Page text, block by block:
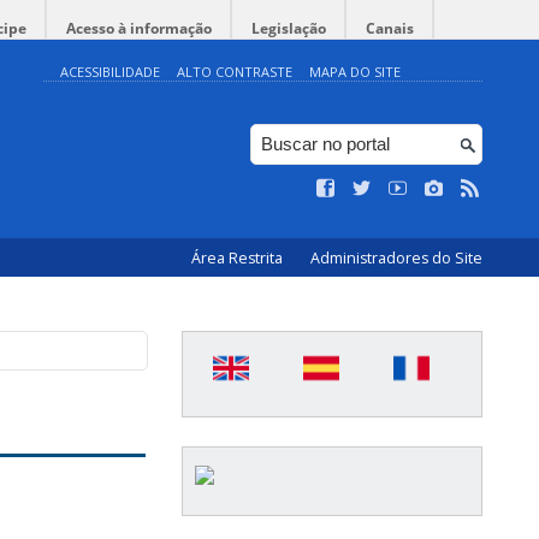
Acesso à informação Legislação Canais
ACESSIBILIDADE ALTO CONTRASTE MAPA DO SITE
Área Restrita Administradores do Site